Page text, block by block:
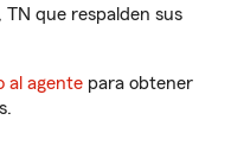
TN que respalden sus
al agente para obtener